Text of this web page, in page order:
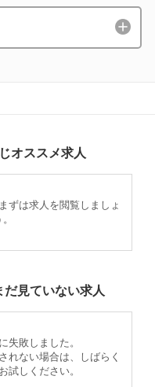
オススメ求人
ずは求人を閲覧しましょ
だ見ていない求人
失敗しました。
れない場合は、しばらく
試しください。